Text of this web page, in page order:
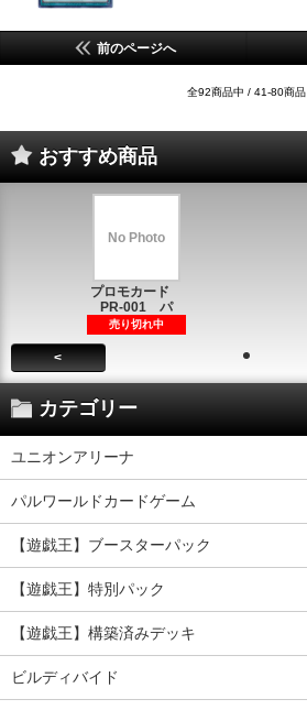
前のページへ
全92商品中 / 41-80商品
おすすめ商品
No Photo
プロモカード
PR-001 パ
売り切れ中
<
カテゴリー
ユニオンアリーナ
パルワールドカードゲーム
【遊戯王】ブースターパック
【遊戯王】特別パック
【遊戯王】構築済みデッキ
ビルディバイド